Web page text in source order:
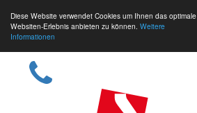
Diese Website verwendet Cookies um Ihnen das optimale
Websiten-Erlebnis anbieten zu können. Weitere
Informationen